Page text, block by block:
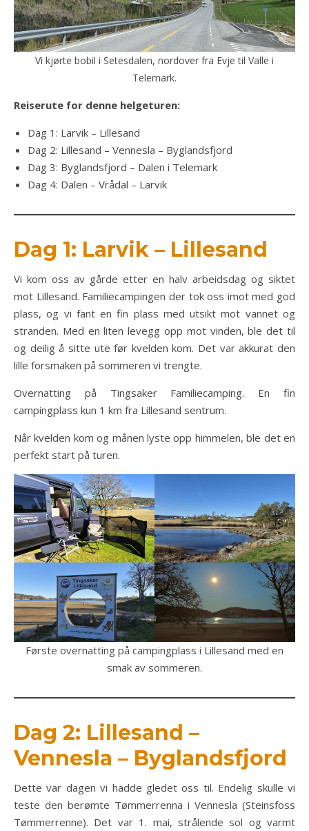
Vi kjørte bobil i Setesdalen, nordover fra Evje til Valle i
Telemark.
Reiserute for denne helgeturen:
Dag 1: Larvik – Lillesand
Dag 2: Lillesand – Vennesla – Byglandsfjord
Dag 3: Byglandsfjord – Dalen i Telemark
Dag 4: Dalen – Vrådal – Larvik
Dag 1: Larvik – Lillesand
Vi kom oss av gårde etter en halv arbeidsdag og siktet
mot Lillesand. Familiecampingen der tok oss imot med god
plass, og vi fant en fin plass med utsikt mot vannet og
stranden. Med en liten levegg opp mot vinden, ble det til
og deilig å sitte ute før kvelden kom. Det var akkurat den
lille forsmaken på sommeren vi trengte.
Overnatting på Tingsaker Familiecamping. En fin
campingplass kun 1 km fra Lillesand sentrum.
Når kvelden kom og månen lyste opp himmelen, ble det en
perfekt start på turen.
Første overnatting på campingplass i Lillesand med en
smak av sommeren.
Dag 2: Lillesand –
Vennesla – Byglandsfjord
Dette var dagen vi hadde gledet oss til. Endelig skulle vi
teste den berømte Tømmerrenna i Vennesla (Steinsfoss
Tømmerrenne). Det var 1. mai, strålende sol og varmt